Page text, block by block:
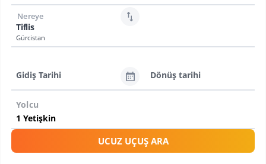
Tiflis
Gürcistan
Nereye
Gidiş Tarihi Dönüş tarihi
Yolcu
UCUZ UÇUŞ ARA